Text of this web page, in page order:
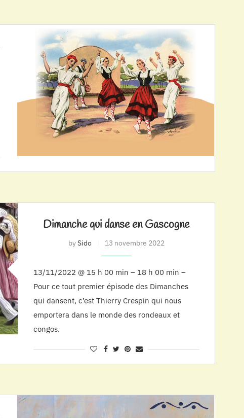
Dimanche qui danse en Gascogne
bySido 13 novembre 2022
13/11/2022 @ 15 h 00 min – 18 h 00 min –
Pour ce tout premier épisode des Dimanches
qui dansent, c’est Thierry Crespin qui nous
emportera dans le monde des rondeaux et
congos.